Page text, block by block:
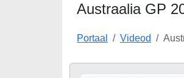
Austraalia GP
Portaal Videod